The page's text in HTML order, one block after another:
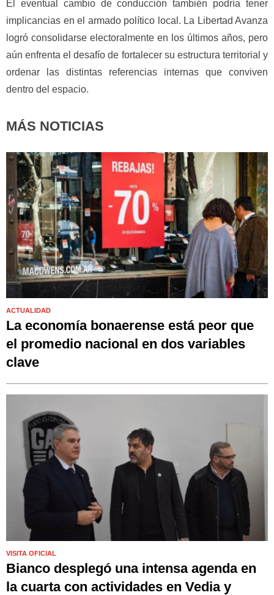
El eventual cambio de conducción también podría tener
implicancias en el armado político local. La Libertad Avanza
logró consolidarse electoralmente en los últimos años, pero
aún enfrenta el desafío de fortalecer su estructura territorial y
ordenar las distintas referencias internas que conviven
dentro del espacio.
MÁS NOTICIAS
ACTUALIDAD
La economía bonaerense está peor que
el promedio nacional en dos variables
clave
VISITA OFICIAL
Bianco desplegó una intensa agenda en
la cuarta con actividades en Vedia y